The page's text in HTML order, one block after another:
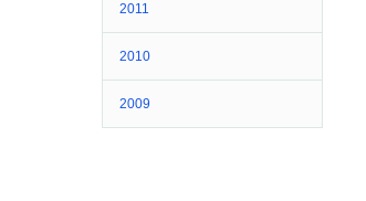
2011
2010
2009